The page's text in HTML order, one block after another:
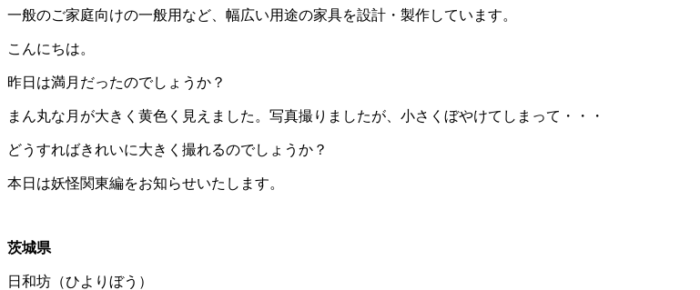
一般のご家庭向けの一般用など、幅広い用途の家具を設計・製作しています。
こんにちは。
昨日は満月だったのでしょうか？
まん丸な月が大きく黄色く見えました。写真撮りましたが、小さくぼやけてしまって・・・
どうすればきれいに大きく撮れるのでしょうか？
本日は妖怪関東編をお知らせいたします。
茨城県
日和坊（ひよりぼう）